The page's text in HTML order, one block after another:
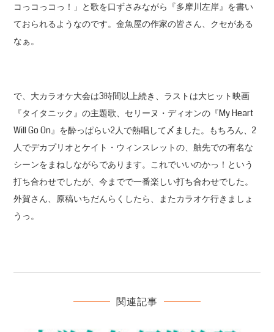
コっコっコっ！」と歌を口ずさみながら『多摩川左岸』を書い
ておられるようなのです。金魚屋の作家の皆さん、クセがある
なぁ。
で、大カラオケ大会は3時間以上続き、ラストは大ヒット映画
『タイタニック』の主題歌、セリーヌ・ディオンの『My Heart
Will Go On』を酔っぱらい2人で熱唱して〆ました。もちろん、2
人でデカプリオとケイト・ウィンスレットの、舳先での有名な
シーンをまねしながらであります。これでいいのかっ！という
打ち合わせでしたが、今までで一番楽しい打ち合わせでした。
外賀さん、原稿いちだんらくしたら、またカラオケ行きましょ
うっ。
関連記事